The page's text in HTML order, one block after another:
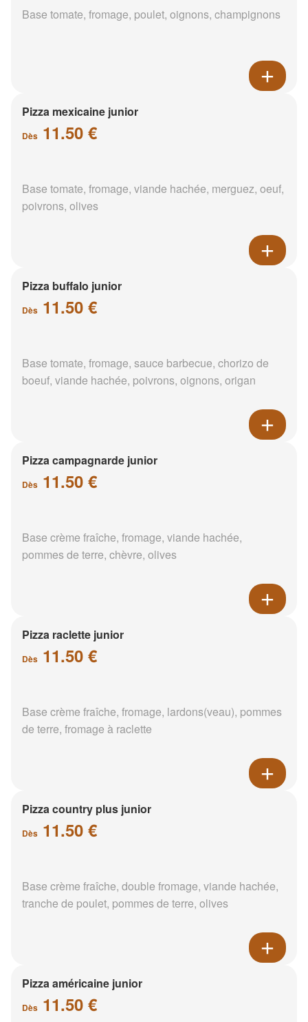
Base tomate, fromage, poulet, oignons, champignons
Pizza mexicaine junior
Dès 11.50 €
Base tomate, fromage, viande hachée, merguez, oeuf,
poivrons, olives
Pizza buffalo junior
Dès 11.50 €
Base tomate, fromage, sauce barbecue, chorizo de
boeuf, viande hachée, poivrons, oignons, origan
Pizza campagnarde junior
Dès 11.50 €
Base crème fraîche, fromage, viande hachée,
pommes de terre, chèvre, olives
Pizza raclette junior
Dès 11.50 €
Base crème fraîche, fromage, lardons(veau), pommes
de terre, fromage à raclette
Pizza country plus junior
Dès 11.50 €
Base crème fraîche, double fromage, viande hachée,
tranche de poulet, pommes de terre, olives
Pizza américaine junior
Dès 11.50 €